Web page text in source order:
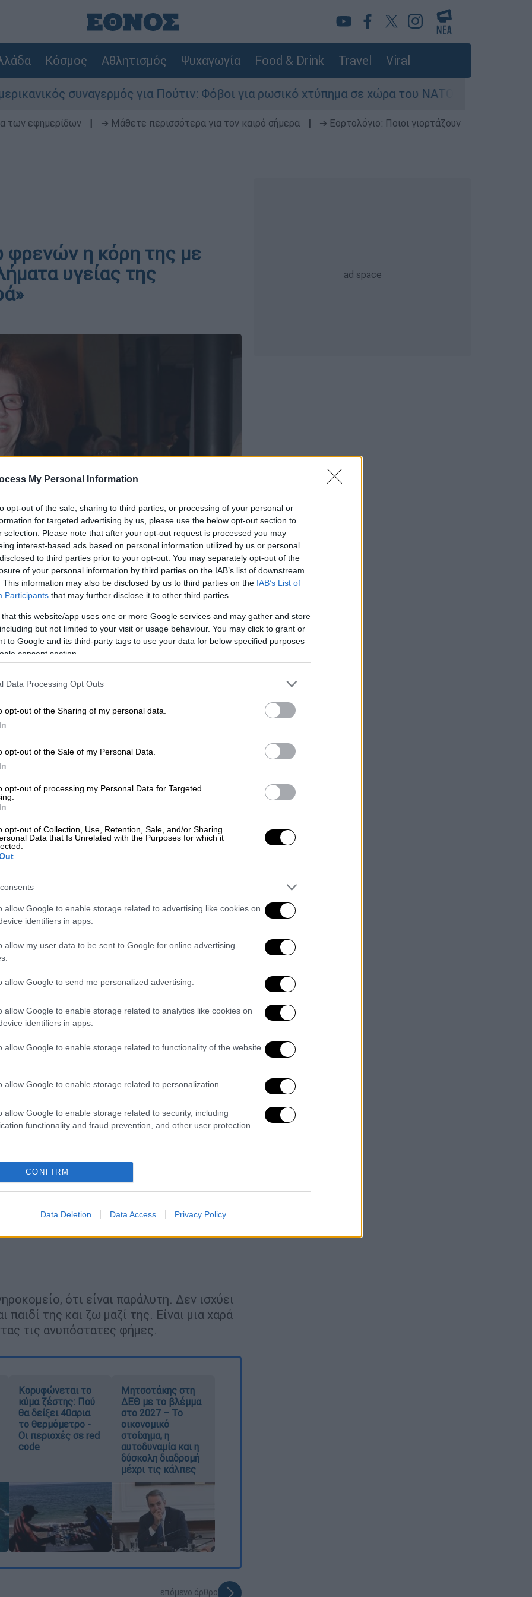
My Personal Information
opt-out of the sale, sharing to third parties, or processing of your personal or
for targeted advertising by us, please use the below opt-out section to
selection. Please note that after your opt-out request is processed you may
interest-based ads based on personal information utilized by us or personal
to third parties prior to your opt-out. You may separately opt-out of the
of your personal information by third parties on the IAB’s list of downstream
This information may also be disclosed by us to third parties on the IAB’s List of
Participants that may further disclose it to other third parties.
that this website/app uses one or more Google services and may gather and store
but not limited to your visit or usage behaviour. You may click to grant or
to Google and its third-party tags to use your data for below specified purposes
consent section.
Data Processing Opt Outs
opt-out of the Sharing of my personal data.
opt-out of the Sale of my Personal Data.
opt-out of processing my Personal Data for Targeted
opt-out of Collection, Use, Retention, Sale, and/or Sharing
Data that Is Unrelated with the Purposes for which it
allow Google to enable storage related to advertising like cookies on
identifiers in apps.
allow my user data to be sent to Google for online advertising
allow Google to send me personalized advertising.
allow Google to enable storage related to analytics like cookies on
identifiers in apps.
allow Google to enable storage related to functionality of the website
allow Google to enable storage related to personalization.
allow Google to enable storage related to security, including
functionality and fraud prevention, and other user protection.
CONFIRM
Data Deletion Data Access Privacy Policy
Κόσμος Αθλητισμός Ψυχαγωγία Food & Drink Travel Viral
συναγερμός για Πούτιν: Φόβοι για ρωσικό χτύπημα σε χώρα του ΝΑΤΟ - Τα βασικά σενάρια
των εφημερίδων ➔ Μάθετε περισσότερα για τον καιρό σήμερα
➔ Εορτολόγιο: Ποιοι γιορτάζουν
φρενών η κόρη της με
υγείας της
το ΕΘΝΟΣ στη Google
Γιουλάκη
ότι η μητέρα της είναι σε
ενοχλημένη, μίλησε στην εκπομπή «Το
τέτοιες ειδήσεις να επαληθεύουν τις
ζωής μου»: Το λάθος του Πέτρου
την Τζένη Μπαλατσινού
πάρα πολύ από άτομα που δεν
να φροντίζουν να κάνουν μια
προς άγραν εντυπωσιασμού. Δεν μου
μου, η μητέρα μου κι εγώ,
την έκθεση και τη δημοσιότητα, γιατί
αυτόν. Και δεν στοχοποιούμε
ηλικίας και λόγω διάθεσης» είπε,
ότι είναι παράλυτη. Δεν ισχύει
της και ζω μαζί της. Είναι μια χαρά
τις ανυπόστατες φήμες.
Κορυφώνεται το
κύμα ζέστης: Πού
θα δείξει 40αρια
το θερμόμετρο -
Οι περιοχές σε red
code
Μητσοτάκης στη
ΔΕΘ με το βλέμμα
στο 2027 – Το
οικονομικό
στοίχημα, η
αυτοδυναμία και η
δύσκολη διαδρομή
μέχρι τις κάλπες
επόμενο άρθρο